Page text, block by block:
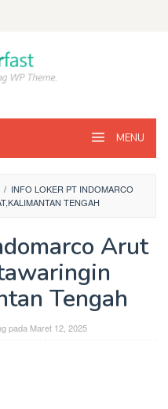
MENU
/ INFO LOKER PT INDOMARCO
TENGAH
Arut
Tengah
pada Maret 12, 2025